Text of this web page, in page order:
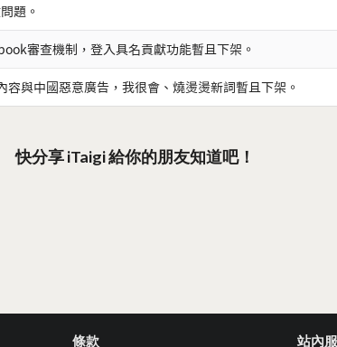
題。
審查機制，登入具名貢獻功能暫且下架。
容與中國惡意廣告，我很會、燒燙燙新詞暫且下架。
快分享 iTaigi 給你的朋友知道吧！
條款 站內